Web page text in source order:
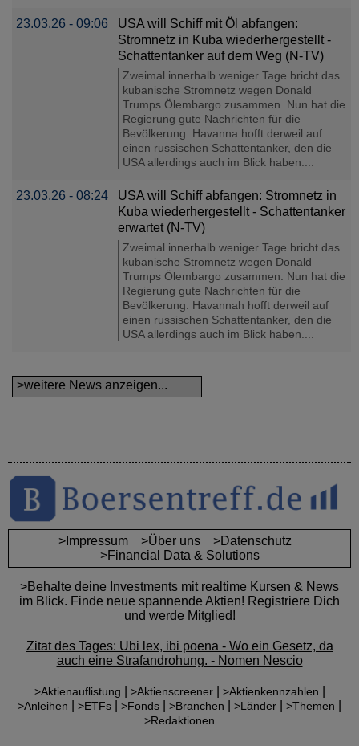
23.03.26 - 09:06
USA will Schiff mit Öl abfangen:
Stromnetz in Kuba wiederhergestellt -
Schattentanker auf dem Weg (N-TV)
Zweimal innerhalb weniger Tage bricht das
kubanische Stromnetz wegen Donald
Trumps Ölembargo zusammen. Nun hat die
Regierung gute Nachrichten für die
Bevölkerung. Havanna hofft derweil auf
einen russischen Schattentanker, den die
USA allerdings auch im Blick haben....
23.03.26 - 08:24
USA will Schiff abfangen: Stromnetz in
Kuba wiederhergestellt - Schattentanker
erwartet (N-TV)
Zweimal innerhalb weniger Tage bricht das
kubanische Stromnetz wegen Donald
Trumps Ölembargo zusammen. Nun hat die
Regierung gute Nachrichten für die
Bevölkerung. Havannah hofft derweil auf
einen russischen Schattentanker, den die
USA allerdings auch im Blick haben....
>weitere News anzeigen...
>Impressum >Über uns
>Datenschutz
>Financial Data & Solutions
>Behalte deine Investments mit realtime Kursen & News
im Blick. Finde neue spannende Aktien! Registriere Dich
und werde Mitglied!
Zitat des Tages: Ubi lex, ibi poena - Wo ein Gesetz, da
auch eine Strafandrohung. - Nomen Nescio
>Aktienauflistung >Aktienscreener| >Aktienkennzahlen
>Anleihen >ETFs >Fonds >Branchen >Länder >Themen
>Redaktionen